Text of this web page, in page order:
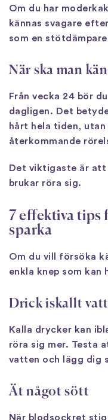
Om du har
kännas svagare
som en
När ska man
Från vecka 24 bör
dagligen. Det
hårt hela tiden,
återkommande
Det viktigaste är att
brukar röra sig.
7 effektiva tips
sparka
Om du vill försöka
enkla knep som kan
Drick iskallt
Kalla drycker kan
röra sig mer. Testa
vatten och lägg dig
Ät något sött
När blodsockret